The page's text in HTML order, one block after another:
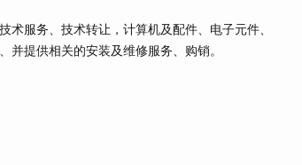
服务、技术转让，计算机及配件、电子元件、
提供相关的安装及维修服务、购销。